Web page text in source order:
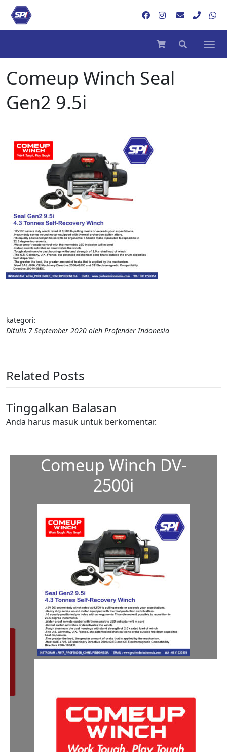
Comeup Winch Seal
Gen2 9.5i
kategori:
Ditulis 7 September 2020 oleh Profender Indonesia
Related Posts
Tinggalkan Balasan
Anda harus masuk untuk berkomentar.
Comeup Winch DV-
2500i